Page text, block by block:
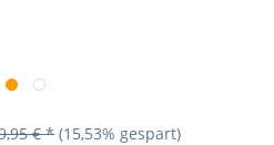
€ * (15,53% gespart)